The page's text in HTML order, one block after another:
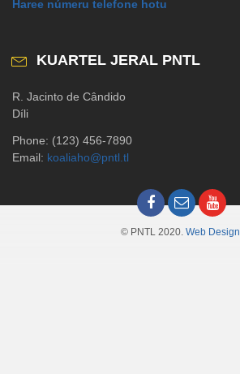
Haree númeru telefone hotu
KUARTEL JERAL PNTL
R. Jacinto de Cândido
Díli
Phone: (123) 456-7890
Email: koaliaho@pntl.tl
© PNTL 2020. Web Design